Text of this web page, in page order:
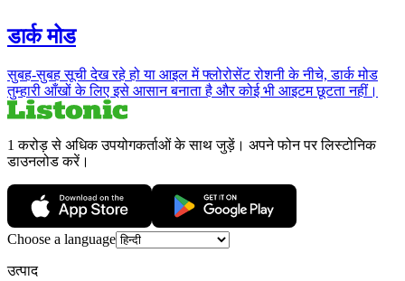
डार्क मोड
सुबह-सुबह सूची देख रहे हो या आइल में फ्लोरोसेंट रोशनी के नीचे, डार्क मोड
तुम्हारी आँखों के लिए इसे आसान बनाता है और कोई भी आइटम छूटता नहीं।
1 करोड़ से अधिक उपयोगकर्ताओं के साथ जुड़ें। अपने फोन पर लिस्टोनिक
डाउनलोड करें।
Choose a language
उत्पाद